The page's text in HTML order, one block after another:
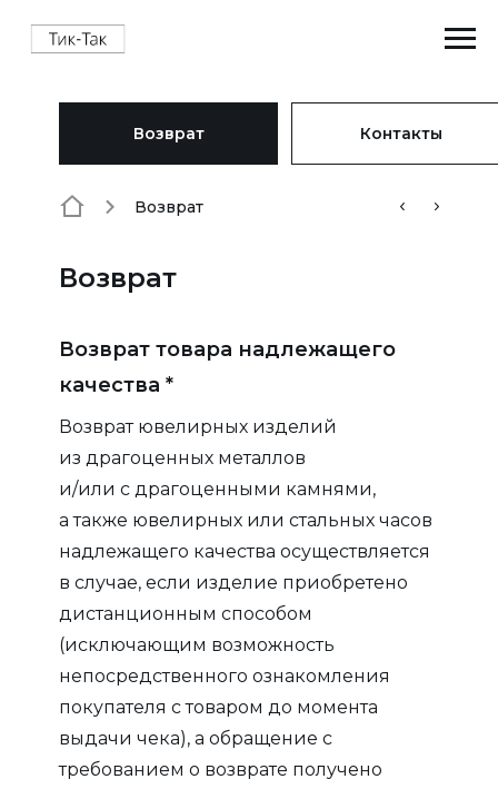
Контакты
Возврат
Возврат
Возврат
Возврат ювелирных изделий
из драгоценных металлов
и/или с драгоценными камнями,
а также ювелирных или стальных часов
надлежащего качества осуществляется
в случае, если изделие приобретено
дистанционным способом
(исключающим возможность
непосредственного ознакомления
покупателя с товаром до момента
выдачи чека), а обращение с
требованием о возврате получено
Возврат товара надлежащего
качества *